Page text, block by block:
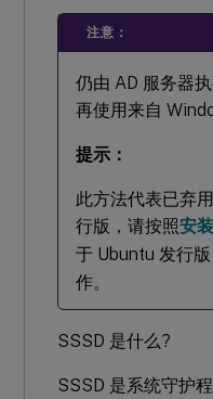
注意：
仍由 AD 服务器
再使用来自
提示：
此方法代表已弃
行版，请按照安
于 Ubuntu 发行
作。
SSSD 是什么?
SSSD 是系统守护